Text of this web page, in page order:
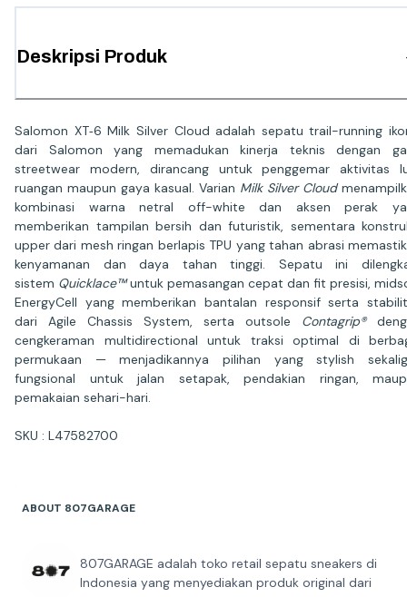
Deskripsi Produk
Salomon XT‑6 Milk Silver Cloud adalah sepatu trail-running
dari Salomon yang memadukan kinerja teknis dengan
streetwear modern, dirancang untuk penggemar aktivitas
ruangan maupun gaya kasual. Varian Milk Silver Cloud
kombinasi warna netral off-white dan aksen perak
memberikan tampilan bersih dan futuristik, sementara
upper dari mesh ringan berlapis TPU yang tahan abrasi
kenyamanan dan daya tahan tinggi. Sepatu ini
sistem Quicklace™untuk pemasangan cepat dan fit presisi,
EnergyCell yang memberikan bantalan responsif serta
dari Agile Chassis System, serta outsole Contagrip®
cengkeraman multidirectional untuk traksi optimal di
permukaan — menjadikannya pilihan yang stylish
fungsional untuk jalan setapak, pendakian ringan,
pemakaian sehari-hari.
SKU : L47582700
ABOUT 807GARAGE
807GARAGE adalah toko retail sepatu sneakers di
Indonesia yang menyediakan produk original dari